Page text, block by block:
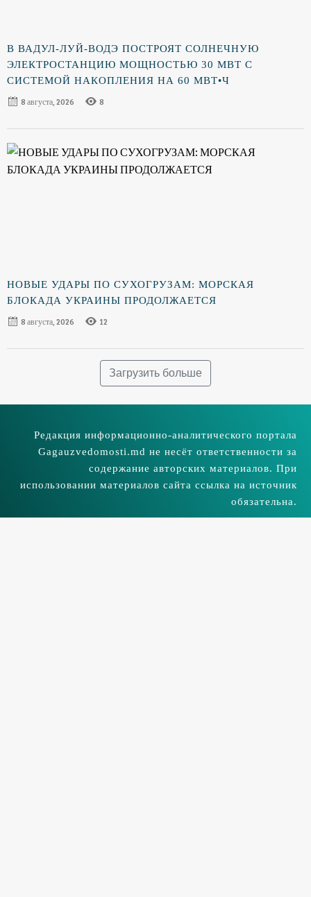
В ВАДУЛ-ЛУЙ-ВОДЭ ПОСТРОЯТ СОЛНЕЧНУЮ
ЭЛЕКТРОСТАНЦИЮ МОЩНОСТЬЮ 30 МВТ С
СИСТЕМОЙ НАКОПЛЕНИЯ НА 60 МВТ•Ч
8 августа, 2026
8
НОВЫЕ УДАРЫ ПО СУХОГРУЗАМ: МОРСКАЯ
БЛОКАДА УКРАИНЫ ПРОДОЛЖАЕТСЯ
8 августа, 2026
12
Загрузить больше
Редакция информационно-аналитического портала
Gagauzvedomosti.md не несёт ответственности за
содержание авторских материалов. При
использовании материалов сайта ссылка на источник
обязательна.